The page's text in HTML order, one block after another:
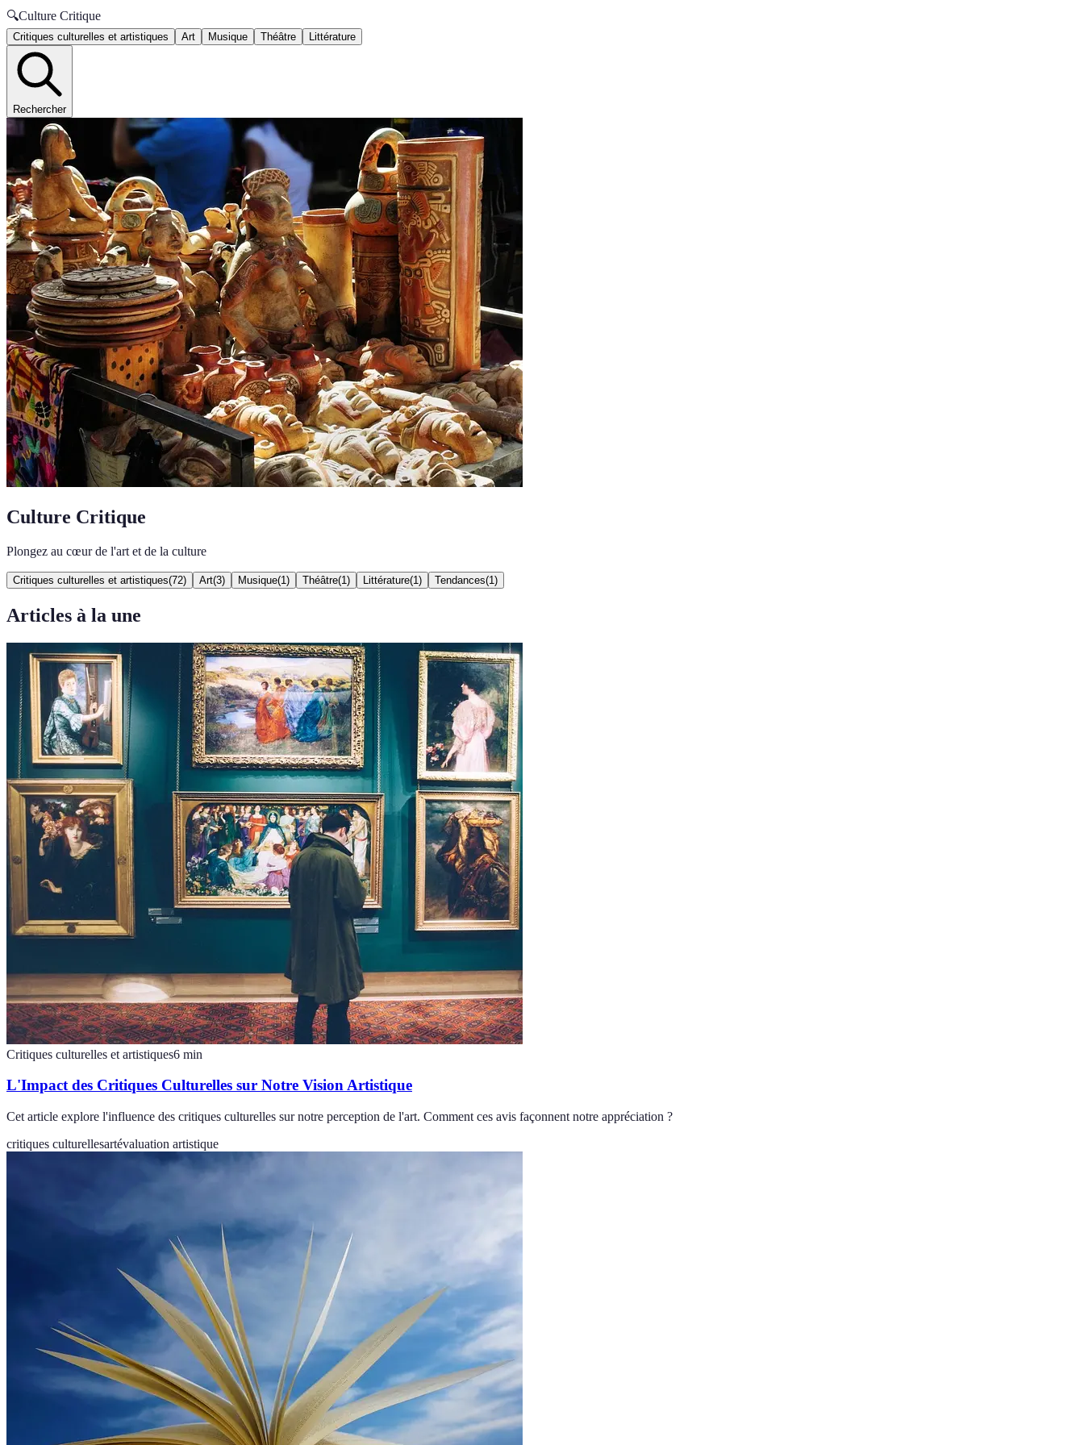
🔍Culture Critique
Critiques culturelles et artistiques Art Musique Théâtre Littérature
Rechercher
Culture Critique
Plongez au cœur de l'art et de la culture
Critiques culturelles et artistiques(72) Art(3) Musique(1 ) Théâtre(1 ) Littérature(1 ) Tendances(1 )
Articles à la une
Critiques culturelles et artistiques6 min
L'Impact des Critiques Culturelles sur Notre Vision Artistique
Cet article explore l'influence des critiques culturelles sur notre perception de l'art. Comment ces avis façonnent notre appréciation ?
critiques culturellesartévaluation artistique